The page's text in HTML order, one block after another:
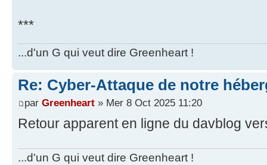
***
...d'un G qui veut dire Greenheart !
Re: Cyber-Attaque de notre
par Greenheart » Mer 8 Oct 2025 11:20
Retour apparent en ligne du davblog
...d'un G qui veut dire Greenheart !